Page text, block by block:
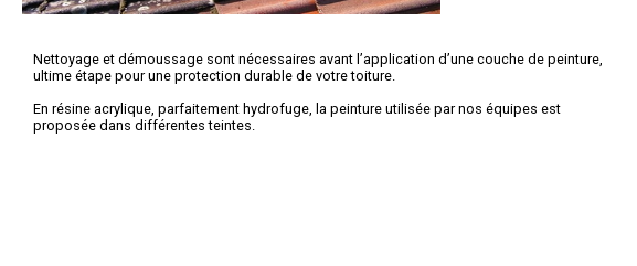
Nettoyage et démoussage sont nécessaires avant l’application d’une couche de peinture,
ultime étape pour une protection durable de votre toiture.
En résine acrylique, parfaitement hydrofuge, la peinture utilisée par nos équipes est
proposée dans différentes teintes.